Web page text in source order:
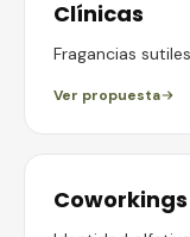
Clínicas
Fragancias
Ver propuesta
Coworkings